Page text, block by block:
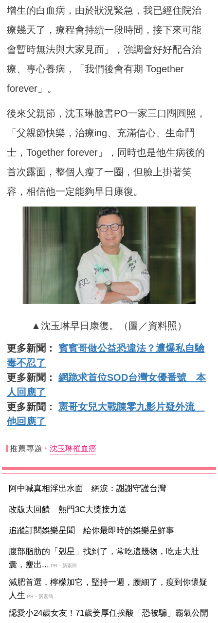
增生的白血病，由於狀況緊急，我已經住院治
療幾天了，療程會持續一段時間，接下來可能
會暫時無法與大家見面」，強調會好好配合治
療、專心養病，「我們後會有期 Together
forever」。
後來父親節，沈玉琳臉書PO一家三口團圓照，
「父親節快樂，治療ing、充滿信心、生命鬥
士，Together forever」，同時也是他生病後的
首次露面，整個人瘦了一圈，但臉上掛著笑
容，相信他一定能夠早日康復。
▲沈玉琳早日康復。（圖／資料照）
更多新聞： 賓賓哥做公益恐違法？遭爆私自驗
毒不忍了
更多新聞：網跪求首位SOD台灣女優番號 本
人回應了
更多新聞：憲哥女兒大戰陳零九影片疑外流
他回應了
推薦專題 沈玉琳罹血癌
阿中喊真相浮出水面 網淚：謝謝守護台灣
改版大回饋 熱門3C大獎接力送
追蹤訂閱娛樂星聞 給你最即時的娛樂星鮮事
腹部脂肪的「剋星」找到了，常吃這幾物，吃走大肚
囊，瘦出... PR・新素簡
減肥首選，檸檬加它，堅持一週，腰細了，瘦到你懷疑
人生 PR・新素簡
認愛小24歲女友！71歲姜厚任挨酸「恐被騙」霸氣公開